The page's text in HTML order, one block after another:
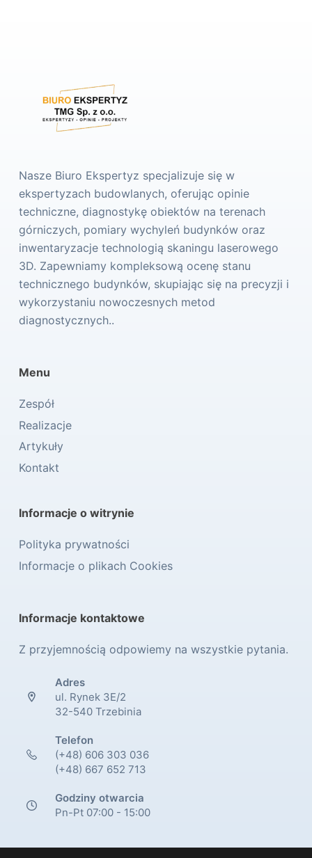
Nasze Biuro Ekspertyz specjalizuje się w
ekspertyzach budowlanych, oferując opinie
techniczne, diagnostykę obiektów na terenach
górniczych, pomiary wychyleń budynków oraz
inwentaryzacje technologią skaningu laserowego
3D. Zapewniamy kompleksową ocenę stanu
technicznego budynków, skupiając się na precyzji i
wykorzystaniu nowoczesnych metod
diagnostycznych..
Menu
Zespół
Realizacje
Artykuły
Kontakt
Informacje o witrynie
Polityka prywatności
Informacje o plikach Cookies
Informacje kontaktowe
Z przyjemnością odpowiemy na wszystkie pytania.
Adres
ul. Rynek 3E/2
32-540 Trzebinia
Telefon
(+48) 606 303 036
(+48) 667 652 713
Godziny otwarcia
Pn-Pt 07:00 - 15:00